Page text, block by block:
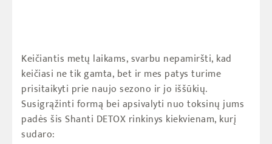
MASAŽAI VYRAMS
MASAŽAI VAIKAMS
SPA ABONEMENTAI
KVAPAI
MEDITACIJAI
AKSESUARAI
Keičiantis metų laikams, svarbu nepamiršti, kad
keičiasi ne tik gamta, bet ir mes patys turime
prisitaikyti prie naujo sezono ir jo iššūkių.
Susigrąžinti formą bei apsivalyti nuo toksinų jums
padės šis Shanti DETOX rinkinys kiekvienam, kurį
sudaro: